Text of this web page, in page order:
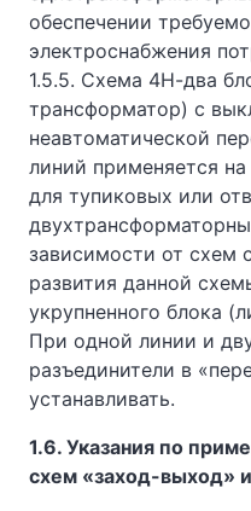
обеспечении
электроснабжения
1.5.5. Схема 4Н-два
трансформатор) с
неавтоматической
линий применяется
для тупиковых или
зависимости от схем
развития данной
укрупненного блока
При одной линии и
разъединители в
устанавливать.
1.6. Указания по
схем «заход-выход»